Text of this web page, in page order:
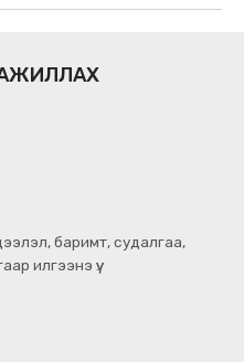
баримт, судалгаа,
илгээнэ үү.